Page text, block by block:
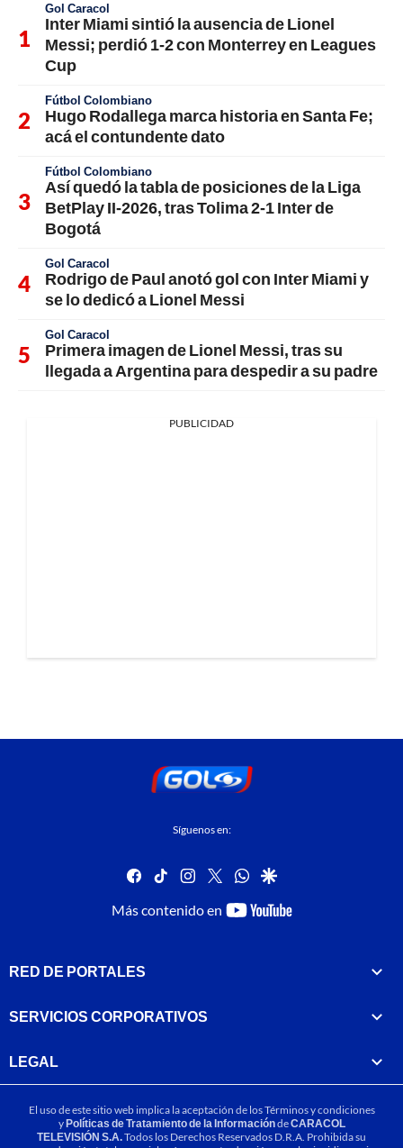
Gol Caracol
Inter Miami sintió la ausencia de Lionel
Messi; perdió 1-2 con Monterrey en Leagues
Cup
Fútbol Colombiano
Hugo Rodallega marca historia en Santa Fe;
acá el contundente dato
Fútbol Colombiano
Así quedó la tabla de posiciones de la Liga
BetPlay II-2026, tras Tolima 2-1 Inter de
Bogotá
Gol Caracol
Rodrigo de Paul anotó gol con Inter Miami y
se lo dedicó a Lionel Messi
Gol Caracol
Primera imagen de Lionel Messi, tras su
llegada a Argentina para despedir a su padre
PUBLICIDAD
Síguenos en:
facebook
tiktok instagram
twitterwhatsapp
google
Más contenido en
youtube-
RED DE PORTALES
SERVICIOS CORPORATIVOS
LEGAL
El uso de este sitio web implica la aceptación de losTérminos y condiciones
yPolíticas de Tratamiento de la InformacióndeCARACOL
TELEVISIÓN S.A.Todos los Derechos Reservados D.R.A. Prohibida su